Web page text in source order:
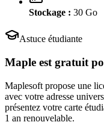
Stockage : 30 Go
Astuce étudiante
Maple est gratuit
Maplesoft propose une
avec votre adresse
présentez votre carte
1 an renouvelable.